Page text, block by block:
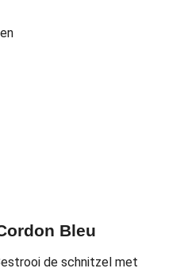
Bleu
de schnitzel met